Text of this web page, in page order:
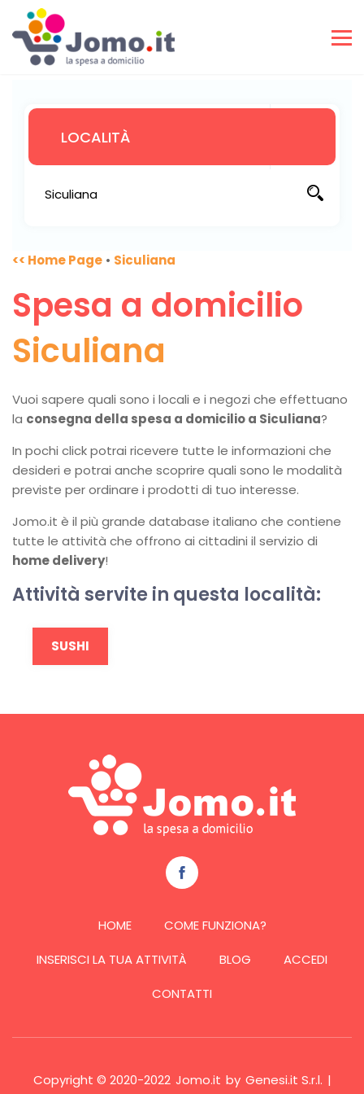
<< Home Page • Siculiana
Spesa a domicilio
Siculiana
Vuoi sapere quali sono i locali e i negozi che effettuano
la consegna della spesa a domicilio a Siculiana?
In pochi click potrai ricevere tutte le informazioni che
desideri e potrai anche scoprire quali sono le modalità
previste per ordinare i prodotti di tuo interesse.
Jomo.it è il più grande database italiano che contiene
tutte le attività che offrono ai cittadini il servizio di
home delivery!
Attività servite in questa località:
SUSHI
HOME
COME FUNZIONA?
INSERISCI LA TUA ATTIVITÀ
BLOG
ACCEDI
CONTATTI
Copyright © 2020-2022 Jomo.it by Genesi.it S.r.l. |